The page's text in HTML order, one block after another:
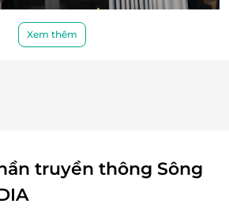
với lộ trình tập luyện riêng
Xem thêm
truyền thông Sông